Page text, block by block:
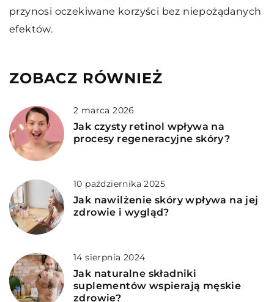
przynosi oczekiwane korzyści bez niepożądanych
efektów.
ZOBACZ RÓWNIEŻ
2 marca 2026
Jak czysty retinol wpływa na
procesy regeneracyjne skóry?
10 października 2025
Jak nawilżenie skóry wpływa na jej
zdrowie i wygląd?
14 sierpnia 2024
Jak naturalne składniki
suplementów wspierają męskie
zdrowie?